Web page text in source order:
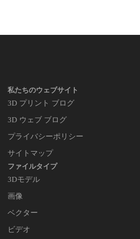
私たちのウェブサイト
3D プリント ブログ
3D ウェブ ブログ
プライバシーポリシー
サイトマップ
ファイルタイプ
3Dモデル
画像
ベクター
ビデオ